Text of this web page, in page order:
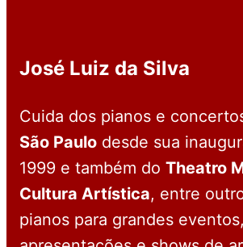
José Luiz da Silva
Cuida dos pianos e
São Paulo desde sua
1999 e também do Theatro
Cultura Artística, entre
pianos para grandes eventos,